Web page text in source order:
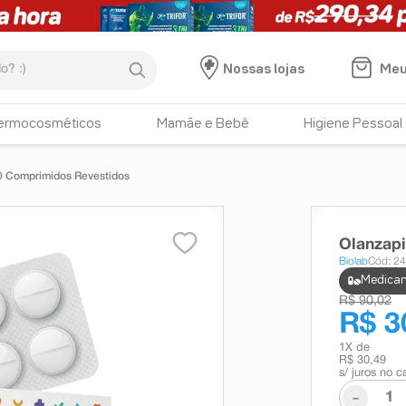
Nossas lojas
Mamãe e Bebê Higiene Pessoal
Comprimidos Revestidos
BiolabCód:
R$ 90,02
R$
1 X de
R$ 30,49
s/ juros no
-